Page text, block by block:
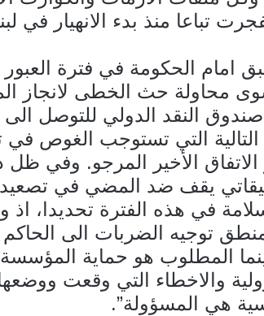
تباعا منذ بدء الانهيار في
امام الحكومة في فترة العبور
سوى محاولة حث الخطى لانجاز
صندوق النقد الدولي للتوصل
التي تستوجب الغوص في
الأخير المرجو. وفي ظل
يقف ضد المضي في تصعيد
في هذه الفترة تحديدا،
توجيه الضربات الى
المطلوب هو حماية
والاخطاء التي وقعت
هي المسؤولة”.